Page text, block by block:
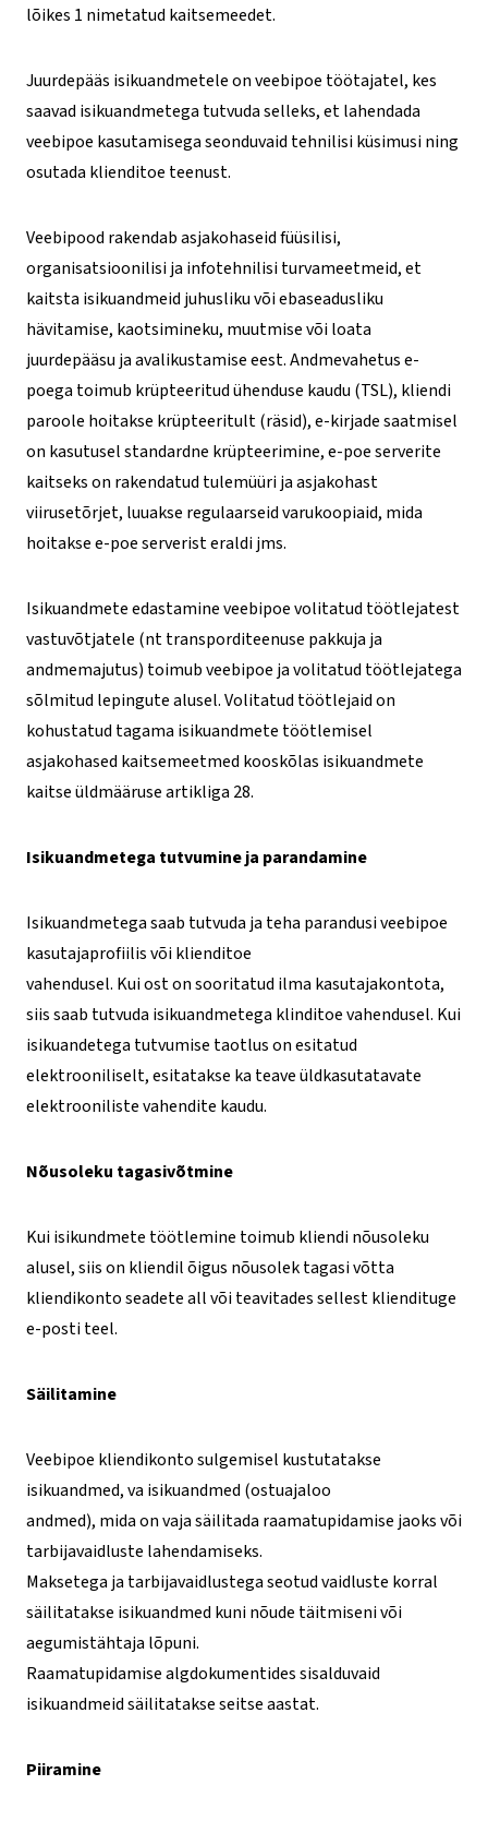
lõikes 1 nimetatud kaitsemeedet.
Juurdepääs isikuandmetele on veebipoe töötajatel, kes
saavad isikuandmetega tutvuda selleks, et lahendada
veebipoe kasutamisega seonduvaid tehnilisi küsimusi ning
osutada klienditoe teenust.
Veebipood rakendab asjakohaseid füüsilisi,
organisatsioonilisi ja infotehnilisi turvameetmeid, et
kaitsta isikuandmeid juhusliku või ebaseadusliku
hävitamise, kaotsimineku, muutmise või loata
juurdepääsu ja avalikustamise eest. Andmevahetus e-
poega toimub krüpteeritud ühenduse kaudu (TSL), kliendi
paroole hoitakse krüpteeritult (räsid), e-kirjade saatmisel
on kasutusel standardne krüpteerimine, e-poe serverite
kaitseks on rakendatud tulemüüri ja asjakohast
viirusetõrjet, luuakse regulaarseid varukoopiaid, mida
hoitakse e-poe serverist eraldi jms.
Isikuandmete edastamine veebipoe volitatud töötlejatest
vastuvõtjatele (nt transporditeenuse pakkuja ja
andmemajutus) toimub veebipoe ja volitatud töötlejatega
sõlmitud lepingute alusel. Volitatud töötlejaid on
kohustatud tagama isikuandmete töötlemisel
asjakohased kaitsemeetmed kooskõlas isikuandmete
kaitse üldmääruse artikliga 28.
Isikuandmetega tutvumine ja parandamine
Isikuandmetega saab tutvuda ja teha parandusi veebipoe
kasutajaprofiilis või klienditoe
vahendusel. Kui ost on sooritatud ilma kasutajakontota,
siis saab tutvuda isikuandmetega klinditoe vahendusel. Kui
isikuandetega tutvumise taotlus on esitatud
elektrooniliselt, esitatakse ka teave üldkasutatavate
elektrooniliste vahendite kaudu.
Nõusoleku tagasivõtmine
Kui isikundmete töötlemine toimub kliendi nõusoleku
alusel, siis on kliendil õigus nõusolek tagasi võtta
kliendikonto seadete all või teavitades sellest kliendituge
e-posti teel.
Säilitamine
Veebipoe kliendikonto sulgemisel kustutatakse
isikuandmed, va isikuandmed (ostuajaloo
andmed), mida on vaja säilitada raamatupidamise jaoks või
tarbijavaidluste lahendamiseks.
Maksetega ja tarbijavaidlustega seotud vaidluste korral
säilitatakse isikuandmed kuni nõude täitmiseni või
aegumistähtaja lõpuni.
Raamatupidamise algdokumentides sisalduvaid
isikuandmeid säilitatakse seitse aastat.
Piiramine